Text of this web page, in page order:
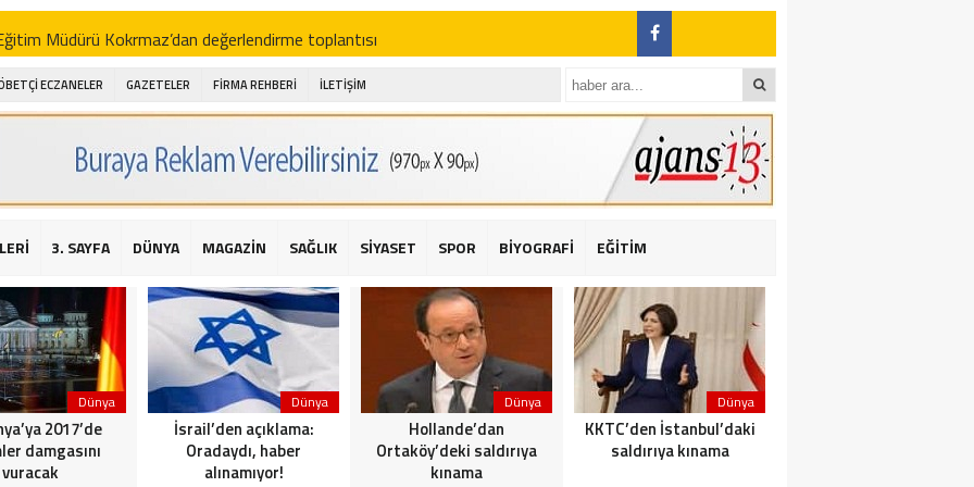
Müdürü Kokrmaz’dan değerlendirme toplantısı
Alibeyoğlu, Aile Destek Merkezini ziyaret etti
ıhlamur piyasalarda
şehitleri için bayraklı kayak gösterileri düzenlenecek
için yardım kermesi
2016 yılı değerlendirmesi
Sarıyer Çayırbaşı Cezayirli Hasan Paşa Camii’nde silahlı saldırı: 2 yaralı
Bahçeli’den Reina’ya düzenlenen terör saldırısına ilişkin açıklama
ECZANELER GAZETELER FİRMA REHBERİ İLETİŞİM
3. SAYFA DÜNYA MAGAZİN SAĞLIK SİYASET SPOR BİYOGRAFİ EĞİTİM
Dünya
2017’de
damgasını
vuracak
Dünya
İsrail’den açıklama:
Oradaydı, haber
alınamıyor!
Dünya
Hollande’dan
Ortaköy’deki saldırıya
kınama
Dünya
KKTC’den İstanbul’daki
saldırıya kınama